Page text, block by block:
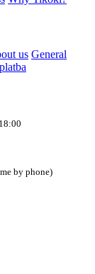
us General
by phone)